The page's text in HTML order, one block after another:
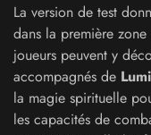
La version de test
dans la première
joueurs peuvent y
accompagnés de Lumi
la magie spirituelle
les capacités de